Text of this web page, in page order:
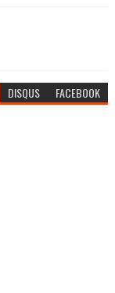
DISQUS FACEBOOK